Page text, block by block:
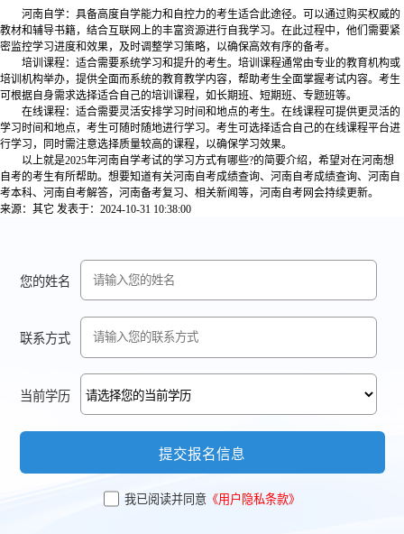
河南自学：具备高度自学能力和自控力的考生适合此途径。可以通过购买权威的
教材和辅导书籍，结合互联网上的丰富资源进行自我学习。在此过程中，他们需要紧
密监控学习进度和效果，及时调整学习策略，以确保高效有序的备考。
培训课程：适合需要系统学习和提升的考生。培训课程通常由专业的教育机构或
培训机构举办，提供全面而系统的教育教学内容，帮助考生全面掌握考试内容。考生
可根据自身需求选择适合自己的培训课程，如长期班、短期班、专题班等。
在线课程：适合需要灵活安排学习时间和地点的考生。在线课程可提供更灵活的
学习时间和地点，考生可随时随地进行学习。考生可选择适合自己的在线课程平台进
行学习，同时需注意选择质量较高的课程，以确保学习效果。
以上就是2025年河南自学考试的学习方式有哪些?的简要介绍，希望对在河南想
自考的考生有所帮助。想要知道有关河南自考成绩查询、河南自考成绩查询、河南自
考本科、河南自考解答，河南备考复习、相关新闻等，河南自考网会持续更新。
来源：其它 发表于：2024-10-31 10:38:00
您的姓名
联系方式
当前学历
提交报名信息
我已阅读并同意 《用户隐私条款》